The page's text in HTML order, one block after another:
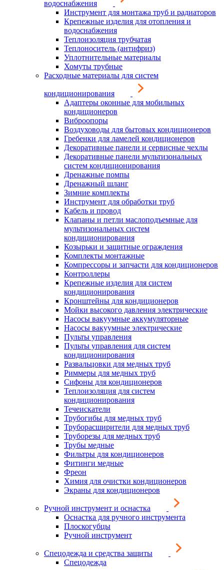
водоснабжения
Инструмент для монтажа труб и радиаторов
Крепежные изделия для отопления и
водоснабжения
Теплоизоляция трубчатая
Теплоноситель (антифриз)
Уплотнительные материалы
Хомуты трубные
Расходные материалы для систем
кондиционирования
Адаптеры оконные для мобильных
кондиционеров
Виброопоры
Воздуховоды для бытовых кондиционеров
Гребенки для ламелей кондиционеров
Декоративные панели и сервисные чехлы
Декоративные панели мультизональных
систем кондиционирования
Дренажные помпы
Дренажный шланг
Зимние комплекты
Инструмент для обработки труб
Кабель и провод
Клапаны и петли маслоподъемные для
мультизональных систем
кондиционирования
Козырьки и защитные ограждения
Комплекты монтажные
Компрессоры и запчасти для кондиционеров
Контроллеры
Крепежные изделия для систем
кондиционирования
Кронштейны для кондиционеров
Мойки высокого давления электрические
Насосы вакуумные аккумуляторные
Насосы вакуумные электрические
Пульты управления
Пульты управления для систем
кондиционирования
Развальцовки для медных труб
Риммеры для медных труб
Сифоны для кондиционеров
Теплоизоляция для систем
кондиционирования
Течеискатели
Трубогибы для медных труб
Труборасширители для медных труб
Труборезы для медных труб
Трубы медные
Фильтры для кондиционеров
Фитинги медные
Фреон
Химия для очистки кондиционеров
Экраны для кондиционеров
Ручной инструмент и оснастка
Оснастка для ручного инструмента
Плоскогубцы
Ручной инструмент
Спецодежда и средства защиты
Спецодежда